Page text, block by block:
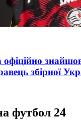
офіційно
збірної
футбол 24